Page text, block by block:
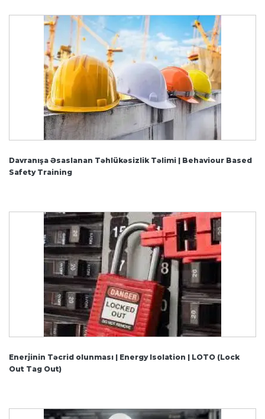
Davranışa Əsaslanan Təhlükəsizlik Təlimi | Behaviour Based
Safety Training
Enerjinin Təcrid olunması | Energy Isolation | LOTO (Lock
Out Tag Out)